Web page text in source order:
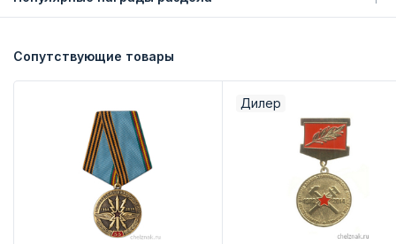
Сопутствующие товары
Дилер